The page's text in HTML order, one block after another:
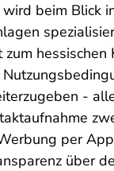
beim Blick
-
per
über